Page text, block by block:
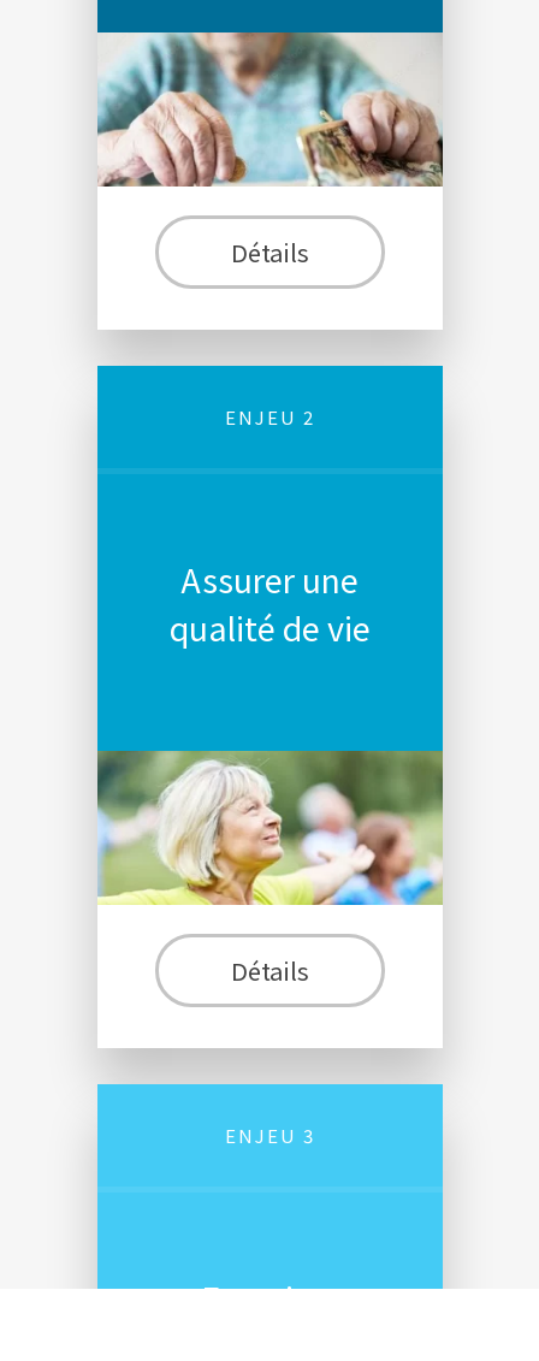
Détails
ENJEU 2
Assurer une
qualité de vie
Détails
ENJEU 3
Favoriser